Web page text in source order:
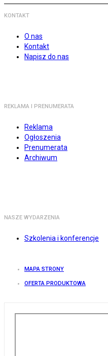
KONTAKT
O nas
Kontakt
Napisz do nas
REKLAMA I PRENUMERATA
Reklama
Ogłoszenia
Prenumerata
Archiwum
NASZE WYDARZENIA
Szkolenia i konferencje
MAPA STRONY
OFERTA PRODUKTOWA